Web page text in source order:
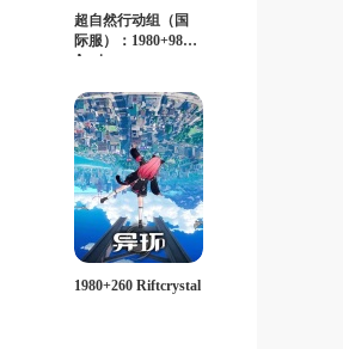
超自然行动组（国
际服）：1980+98
Aurion
1980+260 Riftcrystal